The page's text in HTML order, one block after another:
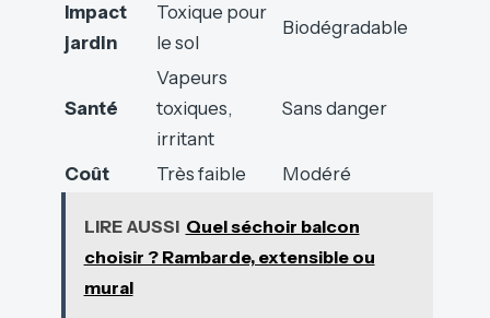
Impact
jardin
Toxique pour
le sol
Biodégradable
Santé
Vapeurs
toxiques,
irritant
Sans danger
Coût Très faible Modéré
LIRE AUSSI Quel séchoir balcon
choisir ? Rambarde, extensible ou
mural